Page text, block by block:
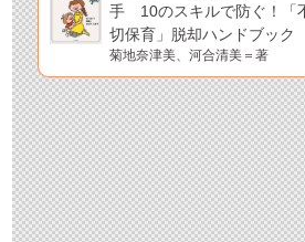
手 10のスキルで防ぐ！「
切保育」脱却ハンドブック
菊地奈津美、河合清美＝著